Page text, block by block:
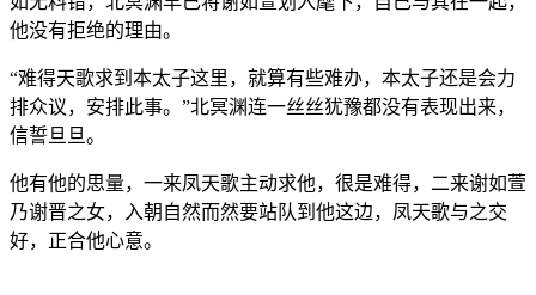
他没有拒绝的理由。
“难得天歌求到本太子这里，就算有些难办，本太子还是会力
排众议，安排此事。”北冥渊连一丝丝犹豫都没有表现出来，
信誓旦旦。
他有他的思量，一来凤天歌主动求他，很是难得，二来谢如萱
乃谢晋之女，入朝自然而然要站队到他这边，凤天歌与之交
好，正合他心意。